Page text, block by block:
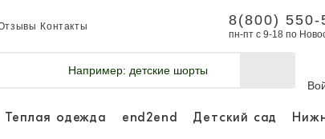
Контакты 8(800) 550-
пн-пт с 9-18 по
Например: детские шорты
Теплая одежда end2end Детский сад